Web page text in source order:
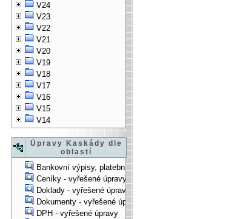
V24
V23
V22
V21
V20
V19
V18
V17
V16
V15
V14
Úpravy Kaskády dle
oblastí
Bankovní výpisy, platební příkazy - vyřešené úpravy
Ceníky - vyřešené úpravy
Doklady - vyřešené úpravy
Dokumenty - vyřešené úpravy
DPH - vyřešené úpravy